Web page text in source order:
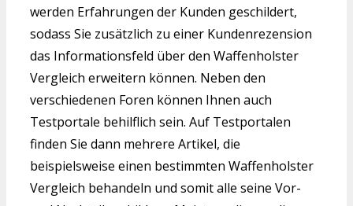
werden Erfahrungen der Kunden geschildert,
sodass Sie zusätzlich zu einer Kundenrezension
das Informationsfeld über den Waffenholster
Vergleich erweitern können. Neben den
verschiedenen Foren können Ihnen auch
Testportale behilflich sein. Auf Testportalen
finden Sie dann mehrere Artikel, die
beispielsweise einen bestimmten Waffenholster
Vergleich behandeln und somit alle seine Vor-